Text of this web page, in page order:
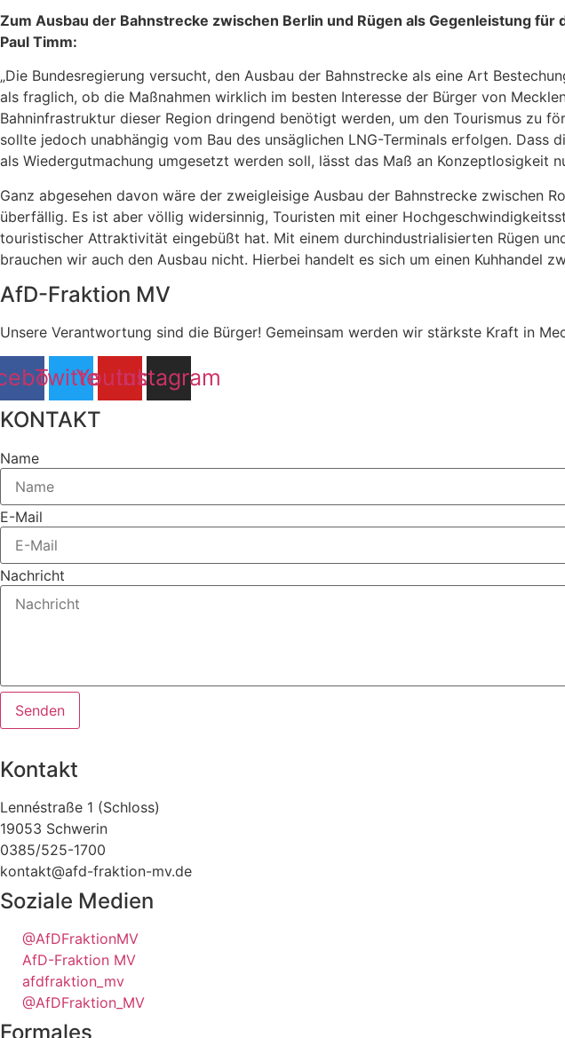
Zum Ausbau der Bahnstrecke zwischen Berlin und Rügen als Gegenleistung
Paul Timm:
„Die Bundesregierung versucht, den Ausbau der Bahnstrecke als eine Art
als fraglich, ob die Maßnahmen wirklich im besten Interesse der Bürger von
Bahninfrastruktur dieser Region dringend benötigt werden, um den Tourismus zu
sollte jedoch unabhängig vom Bau des unsäglichen LNG-Terminals erfolgen.
als Wiedergutmachung umgesetzt werden soll, lässt das Maß an Konzeptlosigkeit
Ganz abgesehen davon wäre der zweigleisige Ausbau der Bahnstrecke zwischen
überfällig. Es ist aber völlig widersinnig, Touristen mit einer
touristischer Attraktivität eingebüßt hat. Mit einem durchindustrialisierten Rügen
brauchen wir auch den Ausbau nicht. Hierbei handelt es sich um einen Kuhhandel
AfD-Fraktion MV
Unsere Verantwortung sind die Bürger! Gemeinsam werden wir stärkste Kraft in
TwitterYoutube
Instagram
KONTAKT
Name
E-Mail
Nachricht
Senden
Kontakt
Lennéstraße 1 (Schloss)
19053 Schwerin
0385/525-1700
kontakt@afd-fraktion-mv.de
Soziale Medien
@AfDFraktionMV
AfD-Fraktion MV
afdfraktion_mv
@AfDFraktion_MV
Formales